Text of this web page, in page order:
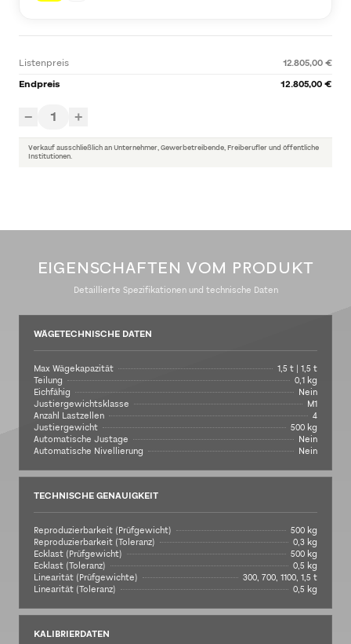
Listenpreis
12.805,00 €
Endpreis
12.805,00 €
− 1 +
Verkauf ausschließlich an Unternehmer, Gewerbetreibende, Freiberufler und öffentliche
Institutionen.
EIGENSCHAFTEN VOM PRODUKT
Detaillierte Spezifikationen und technische Daten
WÄGETECHNISCHE DATEN
Max Wägekapazität
1,5 t | 1,5 t
Teilung
0,1 kg
Eichfähig
Nein
Justiergewichtsklasse
M1
Anzahl Lastzellen
4
Justiergewicht
500 kg
Automatische Justage
Nein
Automatische Nivellierung
Nein
TECHNISCHE GENAUIGKEIT
Reproduzierbarkeit (Prüfgewicht)
500 kg
Reproduzierbarkeit (Toleranz)
0,3 kg
Ecklast (Prüfgewicht)
500 kg
Ecklast (Toleranz)
0,5 kg
Linearität (Prüfgewichte)
300, 700, 1100, 1,5 t
Linearität (Toleranz)
0,5 kg
KALIBRIERDATEN